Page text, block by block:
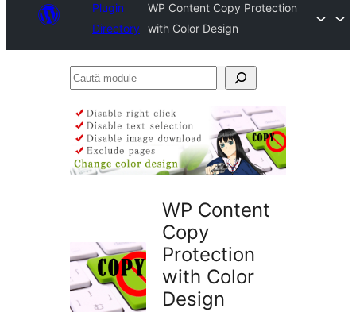
Plugin
Directory
WP Content Copy Protection
with Color Design
Caută
WP Content
Copy
Protection
with Color
Design